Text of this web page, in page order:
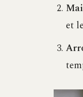
et